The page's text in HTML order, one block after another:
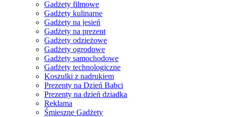
Gadżety filmowe
Gadżety kulinarne
Gadżety na jesień
Gadżety na prezent
Gadżety odzieżowe
Gadżety ogrodowe
Gadżety samochodowe
Gadżety technologiczne
Koszulki z nadrukiem
Prezenty na Dzień Babci
Prezenty na dzień dziadka
Reklama
Śmieszne Gadżety